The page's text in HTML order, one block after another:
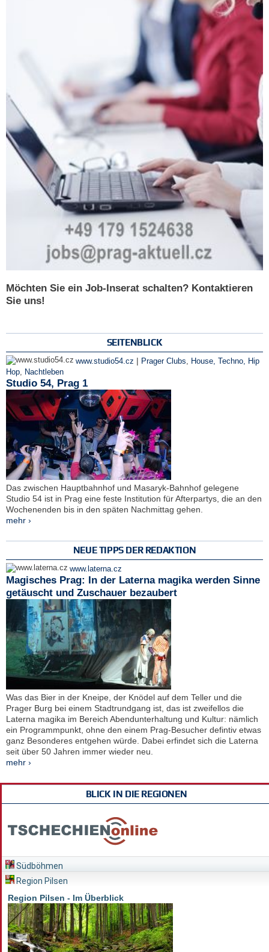
Möchten Sie ein Job-Inserat schalten? Kontaktieren
Sie uns!
SEITENBLICK
www.studio54.cz | Prager Clubs, House, Techno, Hip
Hop, Nachtleben
Studio 54, Prag 1
Das zwischen Hauptbahnhof und Masaryk-Bahnhof gelegene
Studio 54 ist in Prag eine feste Institution für Afterpartys, die an den
Wochenenden bis in den späten Nachmittag gehen.
mehr ›
NEUE TIPPS DER REDAKTION
www.laterna.cz
Magisches Prag: In der Laterna magika werden Sinne
getäuscht und Zuschauer bezaubert
Was das Bier in der Kneipe, der Knödel auf dem Teller und die
Prager Burg bei einem Stadtrundgang ist, das ist zweifellos die
Laterna magika im Bereich Abendunterhaltung und Kultur: nämlich
ein Programmpunkt, ohne den einem Prag-Besucher defintiv etwas
ganz Besonderes entgehen würde. Dabei erfindet sich die Laterna
seit über 50 Jahren immer wieder neu.
mehr ›
BLICK IN DIE REGIONEN
Südböhmen
Region Pilsen
Region Pilsen - Im Überblick